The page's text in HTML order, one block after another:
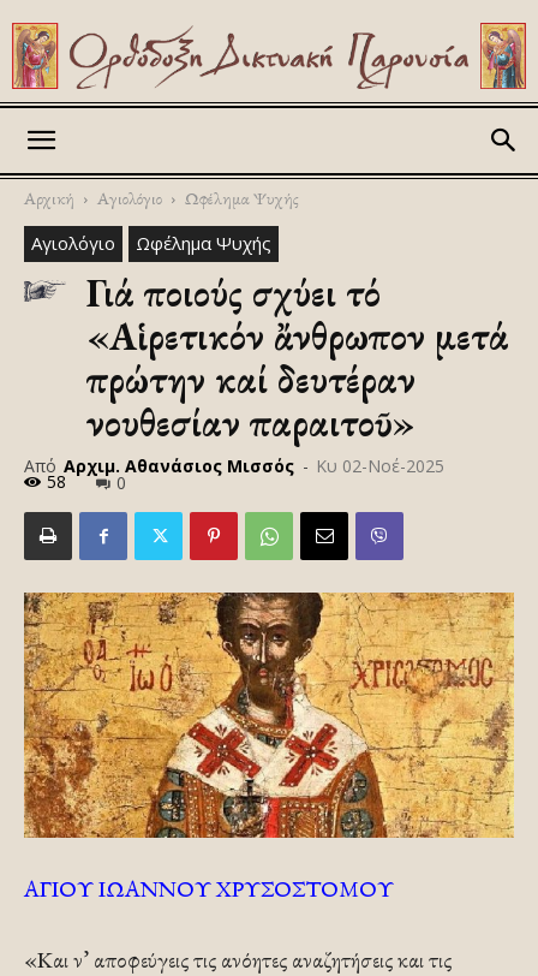
Αρχική Αγιολόγιο Ωφέλημα Ψυχής
Αγιολόγιο Ωφέλημα Ψυχής
Γιά ποιούς ἰσχύει τό
«Αἱρετικόν ἄνθρωπον μετά
πρώτην καί δευτέραν
νουθεσίαν παραιτοῦ»
Από Αρχιμ. Αθανάσιος Μισσός - Κυ 02-Νοέ-2025
58 0
ΑΓΙΟΥ ΙΩΑΝΝΟΥ ΧΡΥΣΟΣΤΟΜΟΥ
«Και ν’ αποφεύγεις τις ανόητες αναζητήσεις και τις